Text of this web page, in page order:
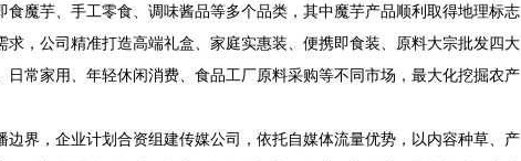
食魔芋、手工零食、调味酱品等多个品类，其中魔芋产品顺利取得地理标志
求，公司精准打造高端礼盒、家庭实惠装、便携即食装、原料大宗批发四大
日常家用、年轻休闲消费、食品工厂原料采购等不同市场，最大化挖掘农产
边界，企业计划合资组建传媒公司，依托自媒体流量优势，以内容种草、产